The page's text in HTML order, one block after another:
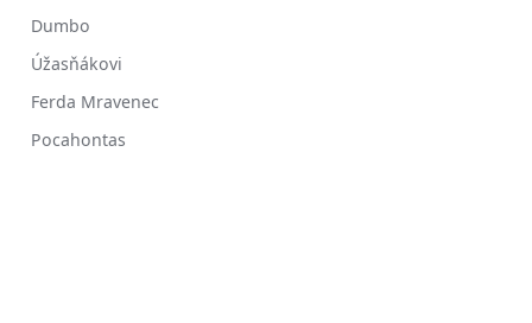
Dumbo
Úžasňákovi
Ferda Mravenec
Pocahontas